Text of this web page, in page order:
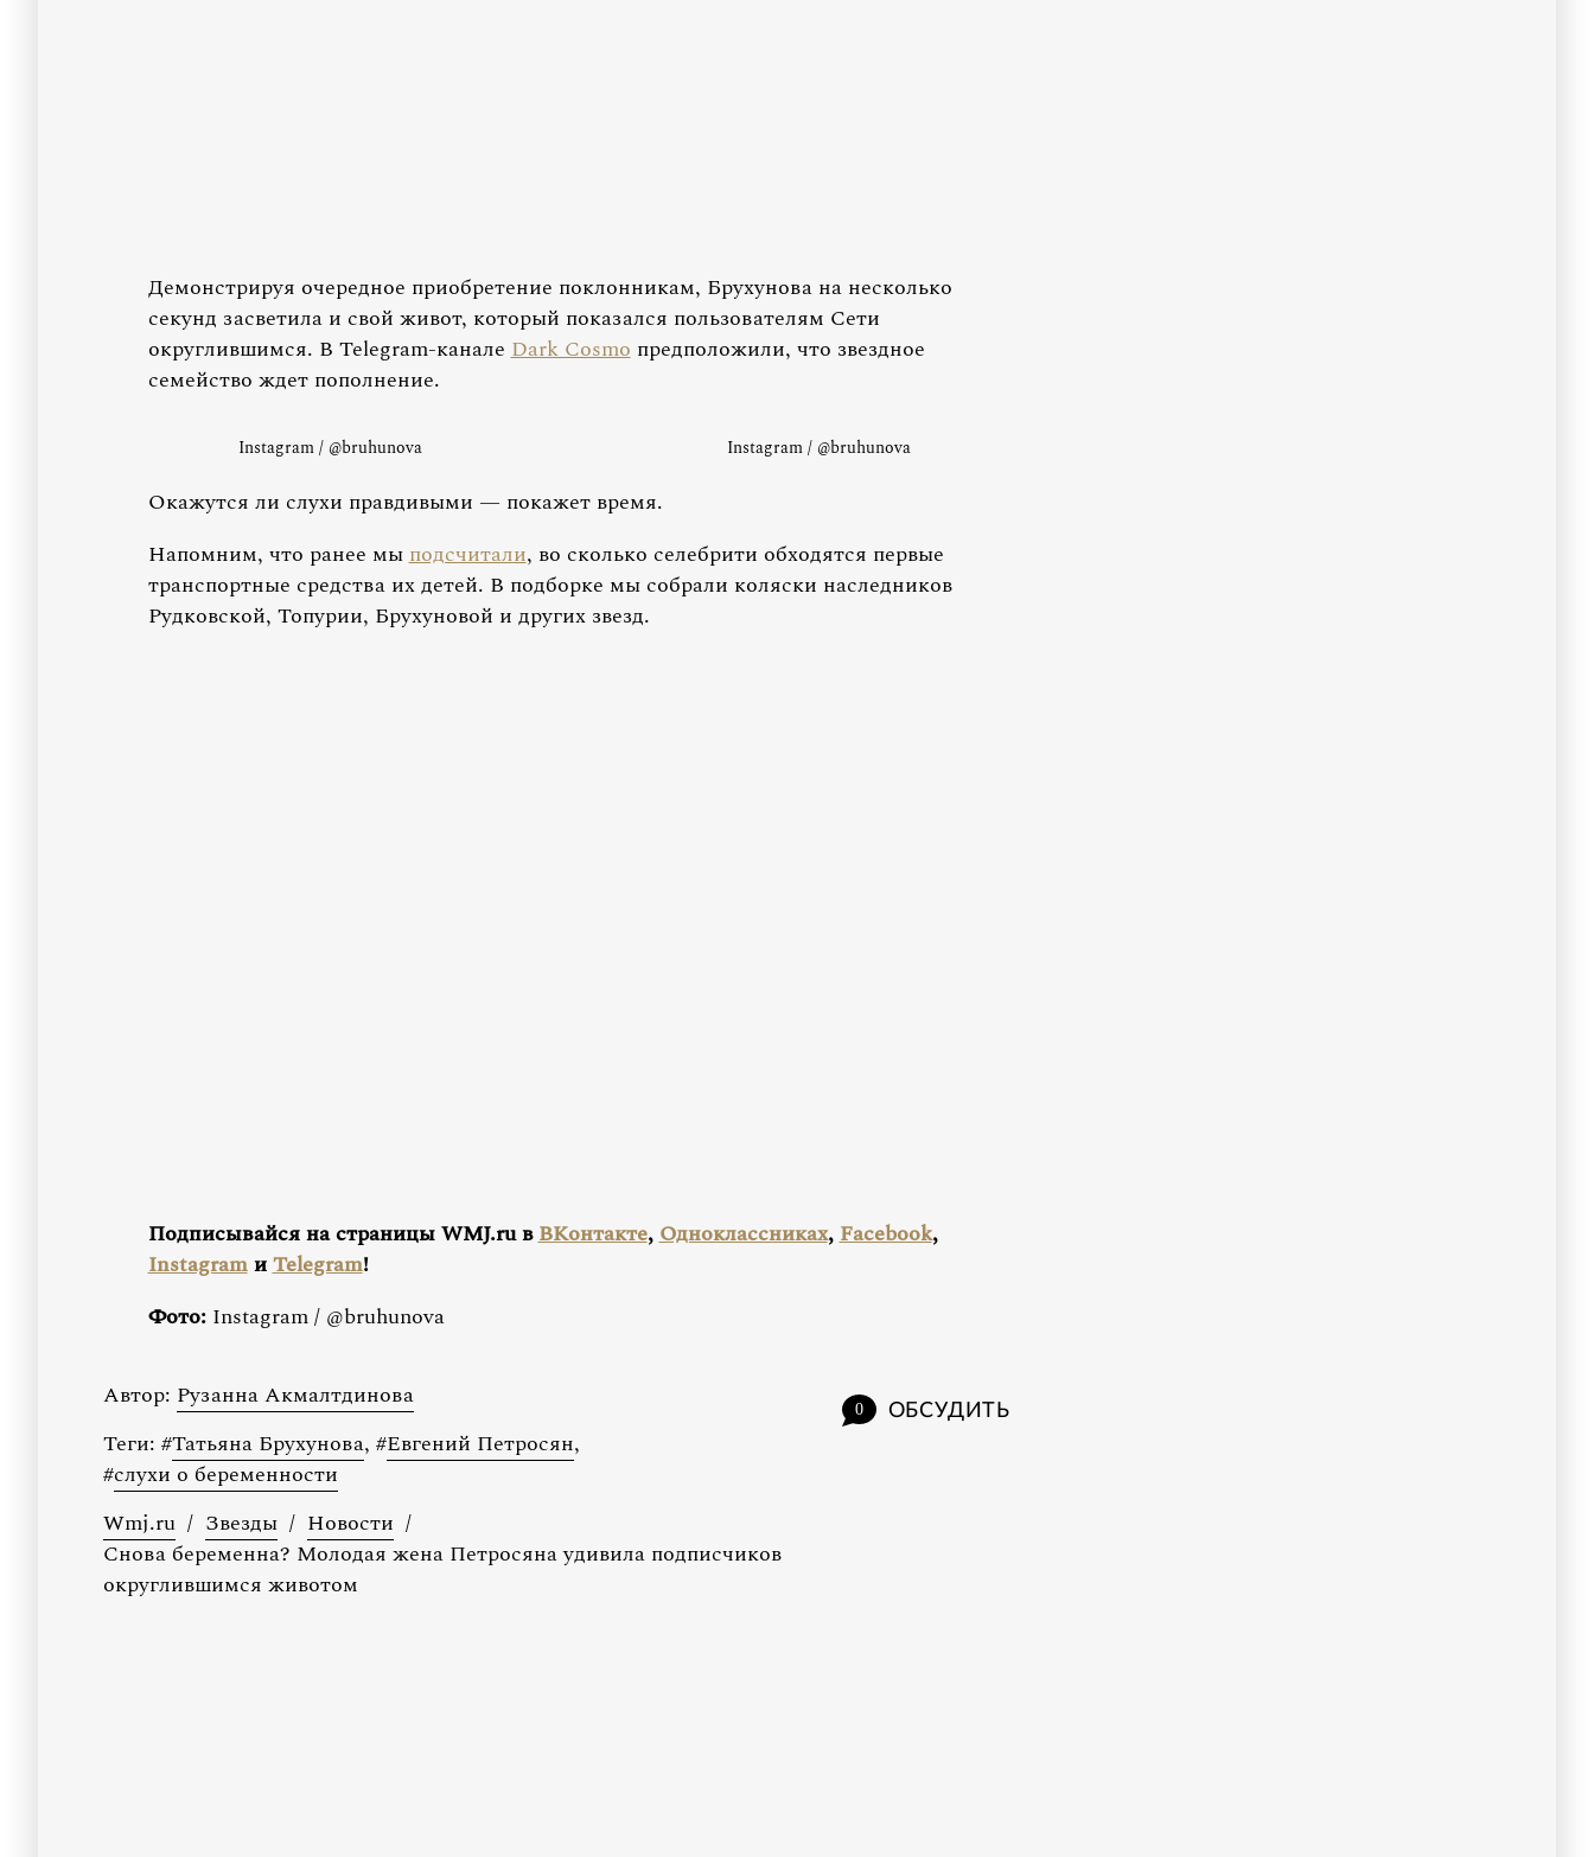
Демонстрируя очередное приобретение поклонникам, Брухунова на несколько
секунд засветила и свой живот, который показался пользователям Сети
округлившимся. В Telegram-каналеDark Cosmoпредположили, что звездное
семейство ждет пополнение.
Instagram / @bruhunova Instagram / @bruhunova
Окажутся ли слухи правдивыми — покажет время.
Напомним, что ранее мыподсчитали, во сколько селебрити обходятся первые
транспортные средства их детей. В подборке мы собрали коляски наследников
Рудковской, Топурии, Брухуновой и других звезд.
Подписывайся на страницы WMJ.ru вВКонтакте,Одноклассниках,Facebook,
InstagramиTelegram!
Фото:Instagram / @bruhunova
0 ОБСУДИТЬ
Автор: Рузанна Акмалтдинова
Теги: #Татьяна Брухунова, #Евгений Петросян,
#слухи о беременности
Wmj.ru / Звезды / Новости /
Снова беременна? Молодая жена Петросяна удивила подписчиков
округлившимся животом